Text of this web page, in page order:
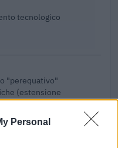
Personal
tecnologico
"perequativo"
(estensione